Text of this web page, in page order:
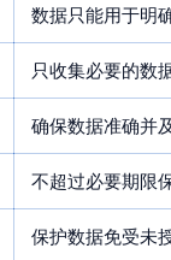
数据只能用于明
只收集必要的数
确保数据准确并
不超过必要期限
保护数据免受未